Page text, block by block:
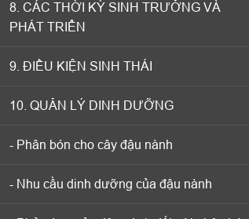
8. CÁC THỜI KỲ SINH TRƯỞNG VÀ
PHÁT TRIỂN
9. ĐIỀU KIỆN SINH THÁI
10. QUẢN LÝ DINH DƯỠNG
- Phân bón cho cây đậu nành
- Nhu cầu dinh dưỡng của đậu nành
8. CÁC THỜI KỲ SINH TRƯỞNG VÀ
PHÁT TRIỂN
9. ĐIỀU KIỆN SINH THÁI
10. QUẢN LÝ DINH DƯỠNG
- Phân bón cho cây đậu nành
- Nhu cầu dinh dưỡng của đậu nành